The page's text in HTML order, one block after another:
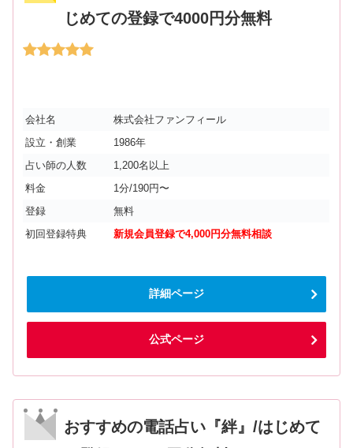
じめての登録で4000円分無料
会社名
株式会社ファンフィール
設立・創業
1986年
占い師の人数
1,200名以上
料金
1分/190円〜
登録
無料
初回登録特典
新規会員登録で4,000円分無料相談
詳細ページ
公式ページ
おすすめの電話占い『絆』/はじめて